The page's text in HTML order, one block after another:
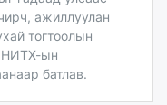
ажиллуулан
тогтоолын
НИТХ-ын
батлав.